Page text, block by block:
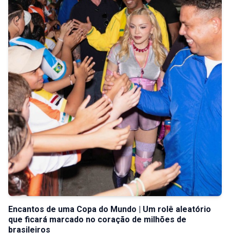
Encantos de uma Copa do Mundo | Um rolê aleatório
que ficará marcado no coração de milhões de
brasileiros